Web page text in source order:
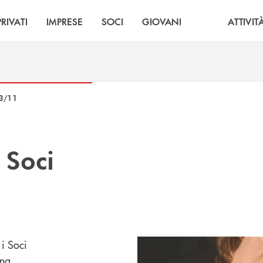
IMPRESE SOCI GIOVANI
11
Soci
Soci